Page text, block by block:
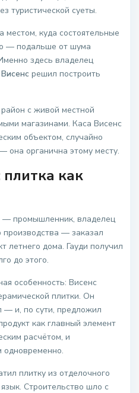
туристической суеты.
местом, куда состоятельные
— подальше от шума
здесь владелец
решил построить
с живой местной
магазинами. Каса Висенс
объектом, случайно
органична этому месту.
плитка как
— промышленник, владелец
производства — заказал
летнего дома. Гауди получил
до этого.
особенность: Висенс
плитки. Он
— и, по сути, предложил
как главный элемент
расчётом, и
плитку из отделочного
Строительство шло с